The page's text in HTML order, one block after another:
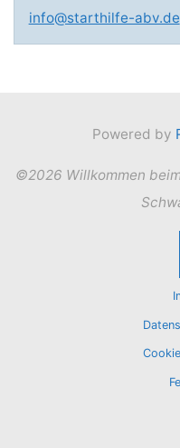
info@starthilfe-abv.de
Powered by
©2026 Willkommen